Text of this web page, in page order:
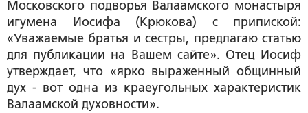
Московского подворья Валаамского монастыря
игумена Иосифа (Крюкова) с припиской:
«Уважаемые братья и сестры, предлагаю статью
для публикации на Вашем сайте». Отец Иосиф
утверждает, что «ярко выраженный общинный
дух - вот одна из краеугольных характеристик
Валаамской духовности».